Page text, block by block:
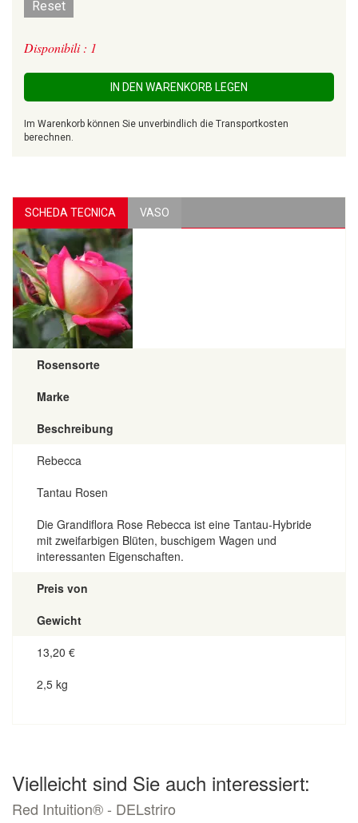
Reset
Disponibili : 1
IN DEN WARENKORB LEGEN
Im Warenkorb können Sie unverbindlich die Transportkosten
berechnen.
SCHEDA TECNICA VASO
Rosensorte
Marke
Beschreibung
Rebecca
Tantau Rosen
Die Grandiflora Rose Rebecca ist eine Tantau-Hybride
mit zweifarbigen Blüten, buschigem Wagen und
interessanten Eigenschaften.
Preis von
Gewicht
13,20 €
2,5 kg
Vielleicht sind Sie auch interessiert:
Red Intuition® - DELstriro